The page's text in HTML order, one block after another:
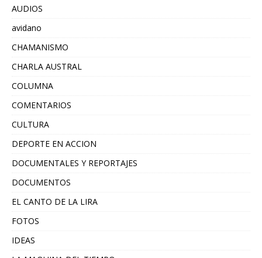
AUDIOS
avidano
CHAMANISMO
CHARLA AUSTRAL
COLUMNA
COMENTARIOS
CULTURA
DEPORTE EN ACCION
DOCUMENTALES Y REPORTAJES
DOCUMENTOS
EL CANTO DE LA LIRA
FOTOS
IDEAS